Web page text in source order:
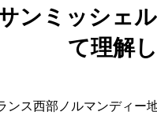
ンミッシェ
て理解
ンス西部ノルマンディー